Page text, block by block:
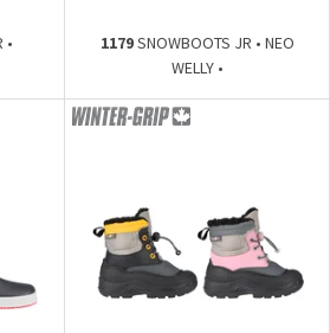
•
1179SNOWBOOTS JR • NEO
WELLY •